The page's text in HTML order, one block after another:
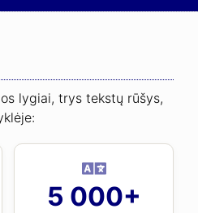
lygiai, trys tekstų rūšys,
5 000+